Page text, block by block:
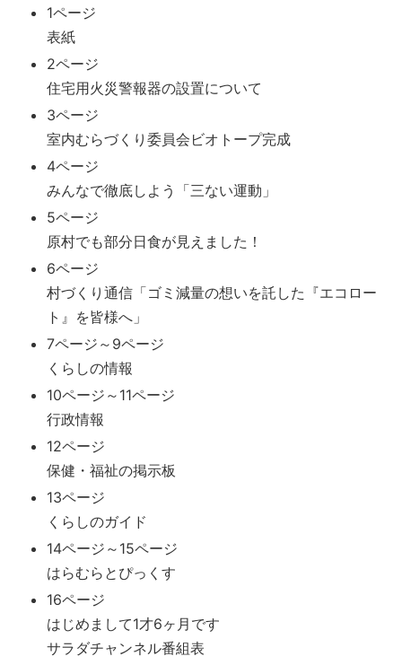
1ページ
表紙
2ページ
住宅用火災警報器の設置について
3ページ
室内むらづくり委員会ビオトープ完成
4ページ
みんなで徹底しよう「三ない運動」
5ページ
原村でも部分日食が見えました！
6ページ
村づくり通信「ゴミ減量の想いを託した『エコロー
ト』を皆様へ」
7ページ～9ページ
くらしの情報
10ページ～11ページ
行政情報
12ページ
保健・福祉の掲示板
13ページ
くらしのガイド
14ページ～15ページ
はらむらとぴっくす
16ページ
はじめまして1才6ヶ月です
サラダチャンネル番組表